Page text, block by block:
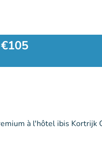
€105
à l'hôtel ibis Kortrijk